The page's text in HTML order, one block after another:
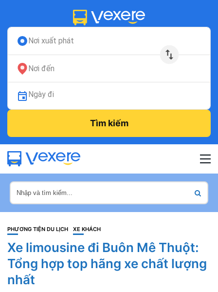
Nơi xuất phát
Nơi đến
Ngày đi
Tìm kiếm
PHƯƠNG TIỆN DU LỊCH XE KHÁCH
Xe limousine đi Buôn Mê Thuột:
Tổng hợp top hãng xe chất lượng
nhất